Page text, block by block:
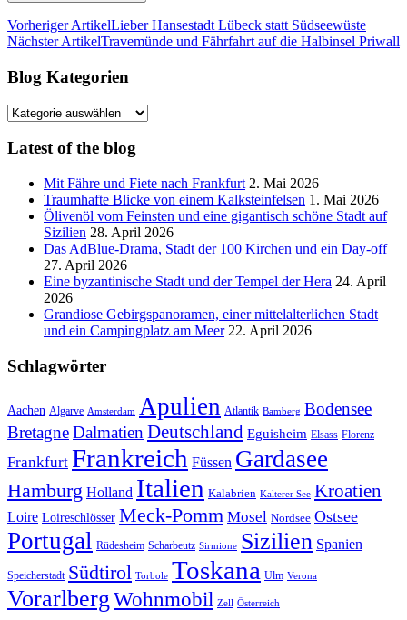
Vorheriger ArtikelLieber Hansestadt Lübeck statt Südseewüste
Nächster ArtikelTravemünde und Fährfahrt auf die Halbinsel Priwall
Blog Kategorien
Blog
Latest of the blog
Mit Fähre und Fiete nach Frankfurt 2. Mai 2026
Traumhafte Blicke von einem Kalksteinfelsen 1. Mai 2026
Ölivenöl vom Feinsten und eine gigantisch schöne Stadt auf
Sizilien 28. April 2026
Das AdBlue-Drama, Stadt der 100 Kirchen und ein Day-off
27. April 2026
Eine byzantinische Stadt und der Tempel der Hera 24. April
2026
Grandiose Gebirgspanoramen, einer mittelalterlichen Stadt
und ein Campingplatz am Meer 22. April 2026
Schlagwörter
Aachen Algarve Amsterdam Apulien Atlantik Bamberg Bodensee
BretagneDalmatienDeutschland Eguisheim Elsass Florenz
Frankfurt Frankreich Füssen Gardasee
Hamburg Holland Italien Kalabrien Kalterer See Kroatien
Loire Loireschlösser Meck-Pomm Mosel Nordsee Ostsee
Portugal Rüdesheim Scharbeutz Sirmione Sizilien Spanien
Speicherstadt Südtirol Torbole Toskana Ulm Verona
VorarlbergWohnmobil Zell Österreich